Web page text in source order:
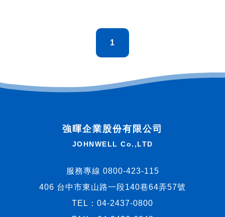
1
強暉企業股份有限公司
JOHNWELL Co.,LTD
服務專線 0800-423-115
406 台中市東山路一段140巷64弄57號
TEL： 04-2437-0800